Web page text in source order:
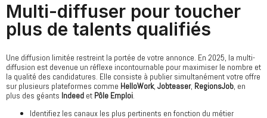
Multi-diffuser pour toucher
plus de talents qualifiés
Une diffusion limitée restreint la portée de votre annonce. En 2025, la multi-
diffusion est devenue un réflexe incontournable pour maximiser le nombre et
la qualité des candidatures. Elle consiste à publier simultanément votre offre
sur plusieurs plateformes comme HelloWork, Jobteaser, RegionsJob, en
plus des géants Indeed et Pôle Emploi.
Identifiez les canaux les plus pertinents en fonction du métier